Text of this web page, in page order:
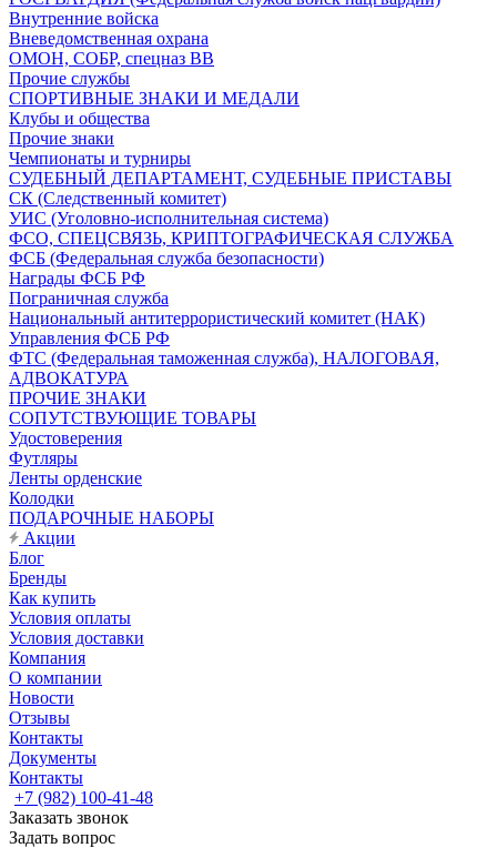
Внутренние войска
Вневедомственная охрана
ОМОН, СОБР, спецназ ВВ
Прочие службы
СПОРТИВНЫЕ ЗНАКИ И МЕДАЛИ
Клубы и общества
Прочие знаки
Чемпионаты и турниры
СУДЕБНЫЙ ДЕПАРТАМЕНТ, СУДЕБНЫЕ ПРИСТАВЫ
СК (Следственный комитет)
УИС (Уголовно-исполнительная система)
ФСО, СПЕЦСВЯЗЬ, КРИПТОГРАФИЧЕСКАЯ СЛУЖБА
ФСБ (Федеральная служба безопасности)
Награды ФСБ РФ
Пограничная служба
Национальный антитеррористический комитет (НАК)
Управления ФСБ РФ
ФТС (Федеральная таможенная служба), НАЛОГОВАЯ,
АДВОКАТУРА
ПРОЧИЕ ЗНАКИ
СОПУТСТВУЮЩИЕ ТОВАРЫ
Удостоверения
Футляры
Ленты орденские
Колодки
ПОДАРОЧНЫЕ НАБОРЫ
Акции
Блог
Бренды
Как купить
Условия оплаты
Условия доставки
Компания
О компании
Новости
Отзывы
Контакты
Документы
Контакты
+7 (982) 100-41-48
Заказать звонок
Задать вопрос